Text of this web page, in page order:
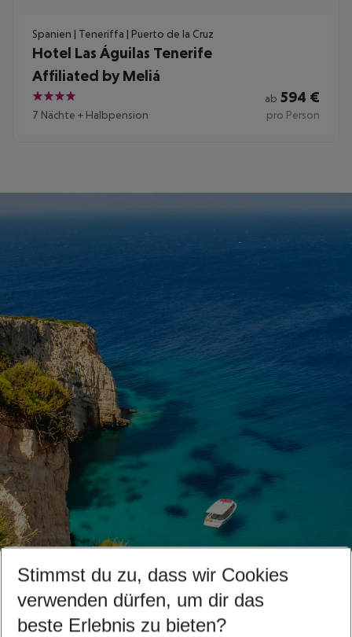
Spanien | Teneriffa | Puerto de la Cruz
Hotel Las Águilas Tenerife
Affiliated by Meliá
4
7 Nächte + Halbpension
ab 594 €
pro Person
Stimmst du zu, dass wir Cookies
verwenden dürfen, um dir das
beste Erlebnis zu bieten?